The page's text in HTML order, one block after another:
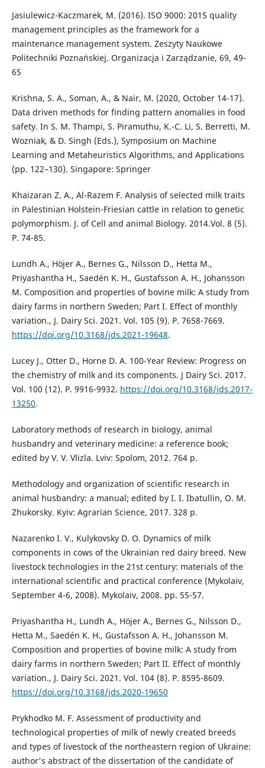
Jasiulewicz-Kaczmarek, M. (2016). ISO 9000: 2015 quality
management principles as the framework for a
maintenance management system. Zeszyty Naukowe
Politechniki Poznańskiej. Organizacja i Zarządzanie, 69, 49-
65
Krishna, S. A., Soman, A., & Nair, M. (2020, October 14-17).
Data driven methods for finding pattern anomalies in food
safety. In S. M. Thampi, S. Piramuthu, K.-C. Li, S. Berretti, M.
Wozniak, & D. Singh (Eds.), Symposium on Machine
Learning and Metaheuristics Algorithms, and Applications
(pp. 122–130). Singapore: Springer
Khaizaran Z. A., Al-Razem F. Analysis of selected milk traits
in Palestinian Holstein-Friesian cattle in relation to genetic
polymorphism. J. of Cell and animal Biology. 2014.Vol. 8 (5).
P. 74-85.
Lundh A., Höjer A., Bernes G., Nilsson D., Hetta M.,
Priyashantha H., Saedén K. H., Gustafsson A. H., Johansson
M. Composition and properties of bovine milk: A study from
dairy farms in northern Sweden; Part I. Effect of monthly
variation., J. Dairy Sci. 2021. Vol. 105 (9). P. 7658-7669.
https://doi.org/10.3168/jds.2021-19648.
Lucey J., Otter D., Horne D. A. 100-Year Review: Progress on
the chemistry of milk and its components. J Dairy Sci. 2017.
Vol. 100 (12). P. 9916-9932. https://doi.org/10.3168/jds.2017-
13250.
Laboratory methods of research in biology, animal
husbandry and veterinary medicine: a reference book;
edited by V. V. Vlizla. Lviv: Spolom, 2012. 764 p.
Methodology and organization of scientific research in
animal husbandry: a manual; edited by I. I. Ibatullin, O. M.
Zhukorsky. Kyiv: Agrarian Science, 2017. 328 p.
Nazarenko I. V., Kulykovsky D. O. Dynamics of milk
components in cows of the Ukrainian red dairy breed. New
livestock technologies in the 21st century: materials of the
international scientific and practical conference (Mykolaiv,
September 4-6, 2008). Mykolaiv, 2008. pp. 55-57.
Priyashantha H., Lundh A., Höjer A., Bernes G., Nilsson D.,
Hetta M., Saedén K. H., Gustafsson A. H., Johansson M.
Composition and properties of bovine milk: A study from
dairy farms in northern Sweden; Part II. Effect of monthly
variation., J. Dairy Sci. 2021. Vol. 104 (8). P. 8595-8609.
https://doi.org/10.3168/jds.2020-19650
Prykhodko M. F. Assessment of productivity and
technological properties of milk of newly created breeds
and types of livestock of the northeastern region of Ukraine:
author's abstract of the dissertation of the candidate of